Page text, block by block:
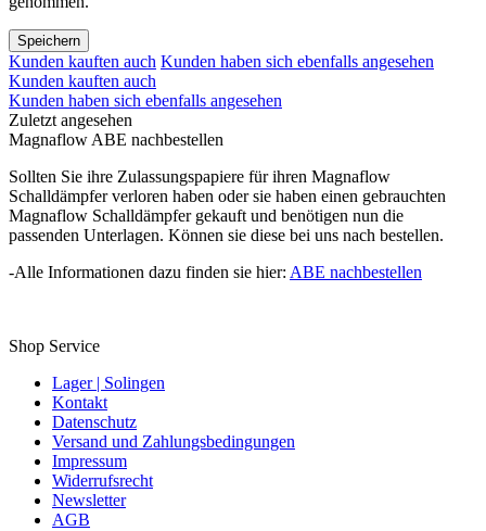
Speichern
Kunden kauften auch Kunden haben sich ebenfalls angesehen
Kunden kauften auch
Kunden haben sich ebenfalls angesehen
Zuletzt angesehen
Magnaflow ABE nachbestellen
Sollten Sie ihre Zulassungspapiere für ihren Magnaflow
Schalldämpfer verloren haben oder sie haben einen gebrauchten
Magnaflow Schalldämpfer gekauft und benötigen nun die
passenden Unterlagen. Können sie diese bei uns nach bestellen.
-Alle Informationen dazu finden sie hier: ABE nachbestellen
Shop Service
Lager | Solingen
Kontakt
Datenschutz
Versand und Zahlungsbedingungen
Impressum
Widerrufsrecht
Newsletter
AGB